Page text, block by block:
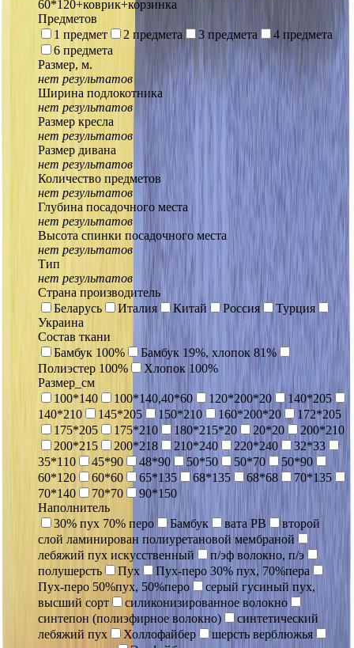
60*120+коврик+корзинка
Предметов
1 предмет
2 предмета 3 предмета
4 предмета
6 предмета
Размер, м.
нет результатов
Ширина подлокотника
нет результатов
Размер кресла
нет результатов
Размер дивана
нет результатов
Количество предметов
нет результатов
Глубина посадочного места
нет результатов
Высота спинки посадочного места
нет результатов
Тип
нет результатов
Страна производитель
Беларусь
Италия Китай Россия
Турция
Украина
Состав ткани
Бамбук 100%
Бамбук 19%, хлопок 81%
Полиэстер 100%
Хлопок 100%
Размер_см
100*140
100*140,40*60 120*200*20
140*205
140*210
145*205 150*210 160*200*20
172*205
175*205
175*210 180*215*20 20*20
200*210
200*215
200*218 210*240 220*240
32*33
35*110
45*90 48*90 50*50 50*70
50*90
60*120
60*60 65*135 68*135 68*68
70*135
70*140
70*70
90*150
Наполнитель
30% пух 70% перо
Бамбук вата РВ
второй
слой ламинирован полиуретановой мембраной
лебяжий пух искусственный
п/эф волокно, п/э
полушерсть
Пух
Пух-перо 30% пух, 70%пера
Пух-перо 50%пух, 50%перо
серый гусиный пух,
высший сорт
силиконизированное волокно
синтепон (полиэфирное волокно)
синтетический
лебяжий пух
Холлофайбер
шерсть верблюжья